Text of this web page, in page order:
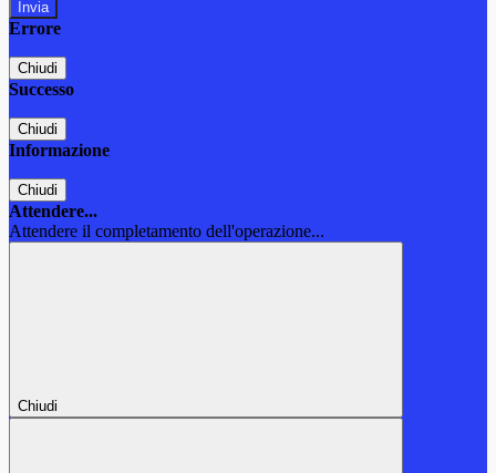
Errore
Chiudi
Successo
Chiudi
Informazione
Chiudi
Attendere...
Attendere il completamento dell'operazione...
Chiudi